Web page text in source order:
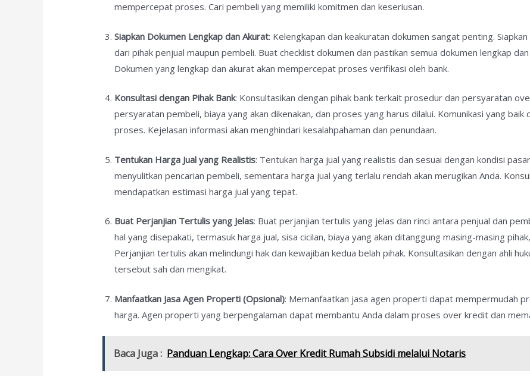
mempercepat proses. Cari pembeli yang memiliki komitmen dan keseriusan.
Siapkan Dokumen Lengkap dan Akurat: Kelengkapan dan keakuratan dokumen sangat penting.
dari pihak penjual maupun pembeli. Buat checklist dokumen dan pastikan semua dokumen lengkap
Dokumen yang lengkap dan akurat akan mempercepat proses verifikasi oleh bank.
Konsultasi dengan Pihak Bank: Konsultasikan dengan pihak bank terkait prosedur dan persyaratan
persyaratan pembeli, biaya yang akan dikenakan, dan proses yang harus dilalui. Komunikasi yang baik
proses. Kejelasan informasi akan menghindari kesalahpahaman dan penundaan.
Tentukan Harga Jual yang Realistis: Tentukan harga jual yang realistis dan sesuai dengan kondisi
menyulitkan pencarian pembeli, sementara harga jual yang terlalu rendah akan merugikan Anda.
mendapatkan estimasi harga jual yang tepat.
Buat Perjanjian Tertulis yang Jelas: Buat perjanjian tertulis yang jelas dan rinci antara penjual dan
hal yang disepakati, termasuk harga jual, sisa cicilan, biaya yang akan ditanggung masing-masing
Perjanjian tertulis akan melindungi hak dan kewajiban kedua belah pihak. Konsultasikan dengan ahli
tersebut sah dan mengikat.
Manfaatkan Jasa Agen Properti (Opsional): Memanfaatkan jasa agen properti dapat mempermudah
harga. Agen properti yang berpengalaman dapat membantu Anda dalam proses over kredit dan
Baca Juga : Panduan Lengkap: Cara Over Kredit Rumah Subsidi melalui Notaris